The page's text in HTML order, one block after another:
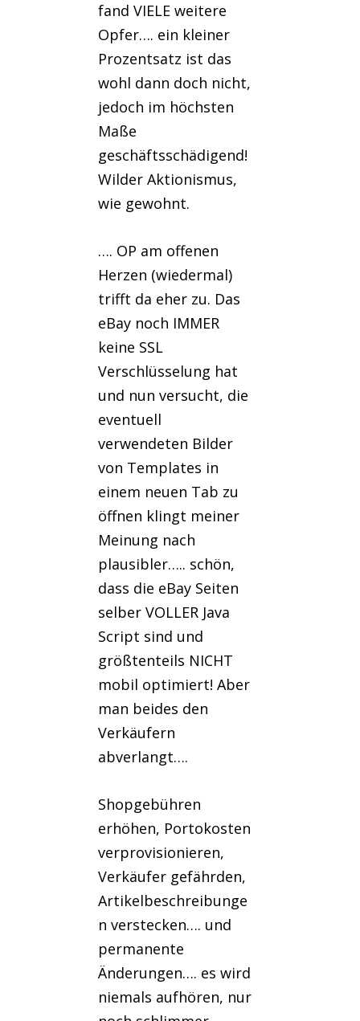
fand VIELE weitere
Opfer…. ein kleiner
Prozentsatz ist das
wohl dann doch nicht,
jedoch im höchsten
Maße
geschäftsschädigend!
Wilder Aktionismus,
wie gewohnt.
…. OP am offenen
Herzen (wiedermal)
trifft da eher zu. Das
eBay noch IMMER
keine SSL
Verschlüsselung hat
und nun versucht, die
eventuell
verwendeten Bilder
von Templates in
einem neuen Tab zu
öffnen klingt meiner
Meinung nach
plausibler….. schön,
dass die eBay Seiten
selber VOLLER Java
Script sind und
größtenteils NICHT
mobil optimiert! Aber
man beides den
Verkäufern
abverlangt….
Shopgebühren
erhöhen, Portokosten
verprovisionieren,
Verkäufer gefährden,
Artikelbeschreibunge
n verstecken…. und
permanente
Änderungen…. es wird
niemals aufhören, nur